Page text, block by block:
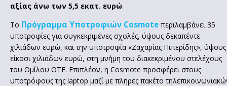
αξίας άνω των 5,5 εκατ. ευρώ.
Το Πρόγραμμα Υποτροφιών Cosmote περιλαμβάνει 35
υποτροφίες για συγκεκριμένες σχολές, ύψους δεκαπέντε
χιλιάδων ευρώ, και την υποτροφία «Ζαχαρίας Πιπερίδης», ύψους
είκοσι χιλιάδων ευρώ, στη μνήμη του διακεκριμένου στελέχους
του Ομίλου ΟΤΕ. Επιπλέον, η Cosmote προσφέρει στους
υποτρόφους της laptop μαζί με πλήρες πακέτο